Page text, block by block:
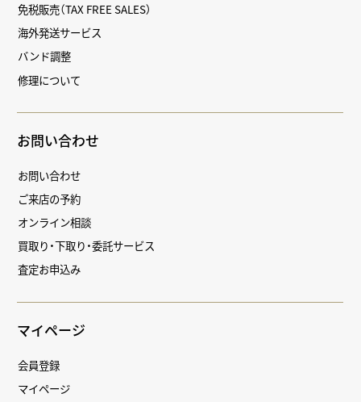
免税販売（TAX FREE SALES）
海外発送サービス
バンド調整
修理について
お問い合わせ
お問い合わせ
ご来店の予約
オンライン相談
買取り・下取り・委託サービス
査定お申込み
マイページ
会員登録
マイページ